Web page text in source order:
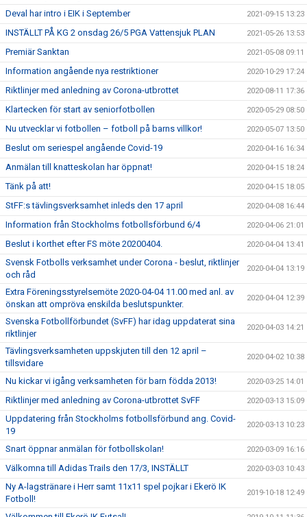
Deval har intro i EIK i September 2021-09-15 13:23
INSTÄLLT PÅ KG 2 onsdag 26/5 PGA Vattensjuk PLAN 2021-05-26 13:53
Premiär Sanktan 2021-05-08 09:11
Information angående nya restriktioner 2020-10-29 17:24
Riktlinjer med anledning av Corona-utbrottet 2020-08-11 17:36
Klartecken för start av seniorfotbollen 2020-05-29 08:50
Nu utvecklar vi fotbollen – fotboll på barns villkor! 2020-05-07 13:50
Beslut om seriespel angående Covid-19 2020-04-16 16:34
Anmälan till knatteskolan har öppnat! 2020-04-15 18:24
Tänk på att! 2020-04-15 18:05
StFF:s tävlingsverksamhet inleds den 17 april 2020-04-08 16:44
Information från Stockholms fotbollsförbund 6/4 2020-04-06 21:01
Beslut i korthet efter FS möte 20200404. 2020-04-04 13:41
Svensk Fotbolls verksamhet under Corona - beslut, riktlinjer
och råd
2020-04-04 13:19
Extra Föreningsstyrelsemöte 2020-04-04 11.00 med anl. av
önskan att ompröva enskilda beslutspunkter.
2020-04-04 12:39
Svenska Fotbollförbundet (SvFF) har idag uppdaterat sina
riktlinjer
2020-04-03 14:21
Tävlingsverksamheten uppskjuten till den 12 april –
tillsvidare
2020-04-02 10:38
Nu kickar vi igång verksamheten för barn födda 2013! 2020-03-25 14:01
Riktlinjer med anledning av Corona-utbrottet SvFF 2020-03-13 15:09
Uppdatering från Stockholms fotbollsförbund ang. Covid-
19
2020-03-13 10:23
Snart öppnar anmälan för fotbollskolan! 2020-03-09 16:16
Välkomna till Adidas Trails den 17/3, INSTÄLLT 2020-03-03 10:43
Ny A-lagstränare i Herr samt 11x11 spel pojkar i Ekerö IK
Fotboll!
2019-10-18 12:49